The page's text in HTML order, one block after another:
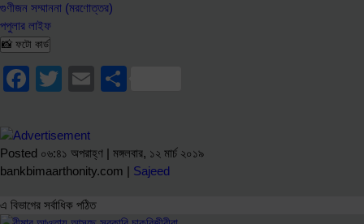
গুণীজন সম্মাননা (মরণোত্তর)
পপুলার লাইফ
📸 ফটো কার্ড
Facebook
TwitterEmail
Posted ০৬:৪১ অপরাহ্ণ | মঙ্গলবার, ১২ মার্চ ২০১৯
bankbimaarthonity.com | Sajeed
এ বিভাগের সর্বাধিক পঠিত